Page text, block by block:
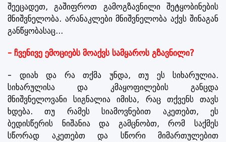
შეეცადეთ, გაშიფროთ გამოგზავნილი შეტყობინების
მნიშვნელობა. არანაკლები მნიშვნელობა აქვს შინაგან
განწყობასაც...
- ჩვენივე ემოციებს მოაქვს სამყაროს გზავნილი?
- დიახ და რა თქმა უნდა, თუ ეს სიხარულია.
სიხარულისა და კმაყოფილების განცდა
მნიშვნელოვანი სიგნალია იმისა, რაც თქვენს თავს
ხდება. თუ რამეს სიამოვნებით აკეთებთ, ეს
ბედისწერის ნიშანია და გამცნობთ, რომ საქმეს
სწორად აკეთებთ და სწორი მიმართულებით